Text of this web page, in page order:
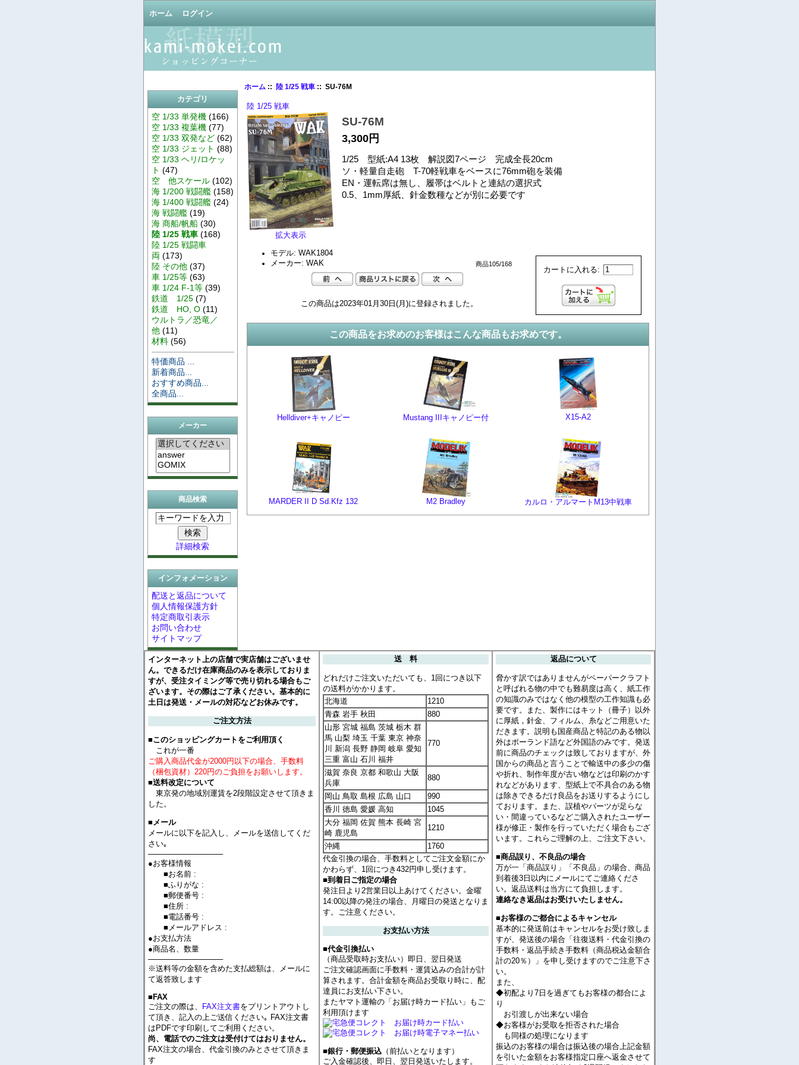
ホーム ログイン
カテゴリ
空 1/33 単発機(166)
空 1/33 複葉機(77)
空 1/33 双発など(62)
空 1/33 ジェット (88)
空 1/33 ヘリ/ロケッ
ト (47)
空 他スケール(102)
海 1/200 戦闘艦(158)
海 1/400 戦闘艦(24)
海 戦闘艦(19)
海 商船/帆船(30)
陸 1/25 戦車(168)
陸 1/25 戦闘車
両 (173)
陸 その他(37)
車 1/25等(63)
車 1/24 F-1等(39)
鉄道 1/25(7)
鉄道 HO, O(11)
ウルトラ／恐竜／
他(11)
材料(56)
特価商品 ...
新着商品...
おすすめ商品...
全商品...
メーカー
商品検索
詳細検索
インフォメーション
配送と返品について
個人情報保護方針
特定商取引表示
お問い合わせ
サイトマップ
ホーム:: 陸 1/25 戦車:: SU-76M
陸 1/25 戦車
拡大表示
SU-76M
3,300円
1/25 型紙:A4 13枚 解説図7ページ 完成全長20cm
ソ・軽量自走砲 T-70軽戦車をベースに76mm砲を装備
EN・運転席は無し、履帯はベルトと連結の選択式
0.5、1mm厚紙、針金数種などが別に必要です
カートに入れる:
モデル: WAK1804
メーカー: WAK
商品105/168
この商品は2023年01月30日(月)に登録されました。
この商品をお求めのお客様はこんな商品もお求めです。
Helldiver+キャノピー Mustang IIIキャノピー付 X15-A2
MARDER II D Sd.Kfz 132 M2 Bradley カルロ・アルマートM13中戦車
インターネット上の店舗で実店舗はございませ
ん。できるだけ在庫商品のみを表示しておりま
すが、受注タイミング等で売り切れる場合もご
ざいます。その際はご了承ください。基本的に
土日は発送・メールの対応などお休みです。
ご注文方法
■このショッピングカートをご利用頂く
これが一番
ご購入商品代金が2000円以下の場合、手数料
（梱包資材）220円のご負担をお願いします。
■送料改定について
東京発の地域別運賃を2段階設定させて頂きま
した。
■メール
メールに以下を記入し、メールを送信してくだ
さい｡
──────────────
●お客様情報
■お名前 :
■ふりがな :
■郵便番号 :
■住所 :
■電話番号 :
■メールアドレス :
●お支払方法
●商品名、数量
──────────────
※送料等の金額を含めた支払総額は、メールに
て返答致します
■FAX
ご注文の際は、 FAX注文書をプリントアウトし
て頂き、記入の上ご送信ください｡ FAX注文書
はPDFです印刷してご利用ください。
尚、電話でのご注文は受付けてはおりません。
FAX注文の場合、代金引換のみとさせて頂きま
す
送 料
どれだけご注文いただいても、1回につき以下
の送料がかかります。
北海道
1210
青森 岩手 秋田
880
山形 宮城 福島 茨城 栃木 群
馬 山梨 埼玉 千葉 東京 神奈
川 新潟 長野 静岡 岐阜 愛知
三重 富山 石川 福井
770
滋賀 奈良 京都 和歌山 大阪
兵庫
880
岡山 鳥取 島根 広島 山口
990
香川 徳島 愛媛 高知
1045
大分 福岡 佐賀 熊本 長崎 宮
崎 鹿児島
1210
沖縄
1760
代金引換の場合、手数料としてご注文金額にか
かわらず、1回につき432円申し受けます。
■到着日ご指定の場合
発注日より2営業日以上あけてください。金曜
14:00以降の発注の場合、月曜日の発送となりま
す。ご注意ください。
お支払い方法
■代金引換払い
（商品受取時お支払い）即日、翌日発送
ご注文確認画面に手数料・運賃込みの合計が計
算されます。合計金額を商品お受取り時に、配
達員にお支払い下さい。
またヤマト運輸の「お届け時カード払い」もご
利用頂けます
■銀行・郵便振込 （前払いとなります）
ご入金確認後、即日、翌日発送いたします。
返品について
脅かす訳ではありませんがペーパークラフト
と呼ばれる物の中でも難易度は高く、紙工作
の知識のみではなく他の模型の工作知識も必
要です。また、製作にはキット（冊子）以外
に厚紙，針金、フィルム、糸などご用意いた
だきます。説明も国産商品と特記のある物以
外はポーランド語など外国語のみです。発送
前に商品のチェックは致しておりますが、外
国からの商品と言うことで輸送中の多少の傷
や折れ、制作年度が古い物などは印刷のかす
れなどがあります、型紙上で不具合のある物
は除きできるだけ良品をお送りするようにし
ております。また、誤植やパーツが足らな
い・間違っているなどご購入されたユーザー
様が修正・製作を行っていただく場合もござ
います。これらご理解の上、ご注文下さい。
■商品誤り、不良品の場合
万が一「商品誤り」「不良品」の場合、商品
到着後3日以内にメールにてご連絡くださ
い。返品送料は当方にて負担します。
連絡なき返品はお受けいたしません。
■お客様のご都合によるキャンセル
基本的に発送前はキャンセルをお受け致しま
すが、発送後の場合「往復送料・代金引換の
手数料・返品手続き手数料（商品税込金額合
計の20％）」を申し受けますのでご注意下さ
い。
また、
◆初配より7日を過ぎてもお客様の都合によ
り
お引渡しが出来ない場合
◆お客様がお受取を拒否された場合
も同様の処理になります
振込のお客様の場合は振込後の場合上記金額
を引いた金額をお客様指定口座へ返金させて